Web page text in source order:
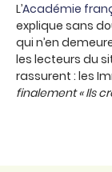
L’Académie
explique sans
qui n’en
les lecteurs du
rassurent : les
finalement « Ils